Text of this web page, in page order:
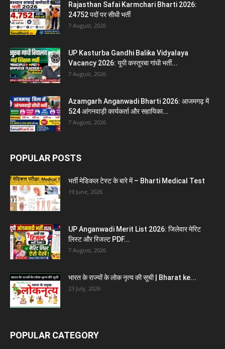
Rajasthan Safai Karmchari Bharti 2026:
24752 पदों पर सीधी भर्ती
7 August, 2026
UP Kasturba Gandhi Balika Vidyalaya
Vacancy 2026: यूपी कस्तूरबा गांधी भर्ती...
7 August, 2026
Azamgarh Anganwadi Bharti 2026: आजमगढ़ में
524 आंगनवाड़ी कार्यकर्ता और सहायिका...
7 August, 2026
POPULAR POSTS
भर्ती मेडिकल टेस्ट के बारे में – Bharti Medical Test
19 June, 2026
UP Anganwadi Merit List 2026: जिलेवार मेरिट
लिस्ट और रिजल्ट PDF...
7 August, 2026
भारत के राज्यों के लोक नृत्य की सूची | Bharat ke...
23 July, 2026
POPULAR CATEGORY